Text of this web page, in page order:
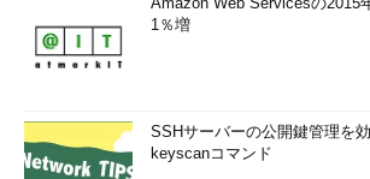
円の差と、100円と101円の差の1円はどちら
値）――です。
中には、量的データに属する間隔尺度と比例
つの尺度のデータが存在しています。それぞ
1％増
SSHサーバーの公開鍵管理を
keyscanコマンド